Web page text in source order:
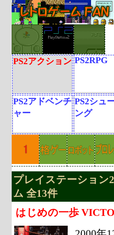
PS2アクション PS2RPG
PS2アドベンチ
ャー
PS2シュ
ング
プレイステーショ
ム 全13件
はじめの一歩